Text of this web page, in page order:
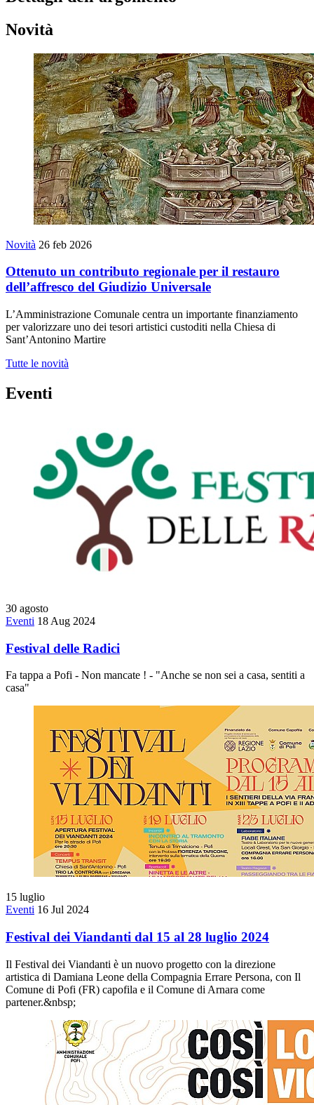
Novità
Novità 26 feb 2026
Ottenuto un contributo regionale per il restauro
dell’affresco del Giudizio Universale
L’Amministrazione Comunale centra un importante finanziamento
per valorizzare uno dei tesori artistici custoditi nella Chiesa di
Sant’Antonino Martire
Tutte le novità
Eventi
30 agosto
Eventi 18 Aug 2024
Festival delle Radici
Fa tappa a Pofi - Non mancate ! - "Anche se non sei a casa, sentiti a
casa"
15 luglio
Eventi 16 Jul 2024
Festival dei Viandanti dal 15 al 28 luglio 2024
Il Festival dei Viandanti è un nuovo progetto con la direzione
artistica di Damiana Leone della Compagnia Errare Persona, con Il
Comune di Pofi (FR) capofila e il Comune di Arnara come
partener.&nbsp;